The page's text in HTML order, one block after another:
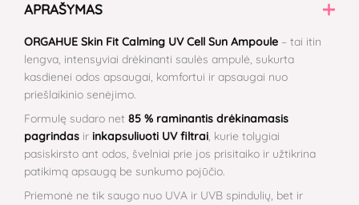
APRAŠYMAS
ORGAHUE Skin Fit Calming UV Cell Sun Ampoule – tai itin
lengva, intensyviai drėkinanti saulės ampulė, sukurta
kasdienei odos apsaugai, komfortui ir apsaugai nuo
priešlaikinio senėjimo.
Formulę sudaro net 85 % raminantis drėkinamasis
pagrindas ir inkapsuliuoti UV filtrai, kurie tolygiai
pasiskirsto ant odos, švelniai prie jos prisitaiko ir užtikrina
patikimą apsaugą be sunkumo pojūčio.
Priemonė ne tik saugo nuo UVA ir UVB spindulių, bet ir